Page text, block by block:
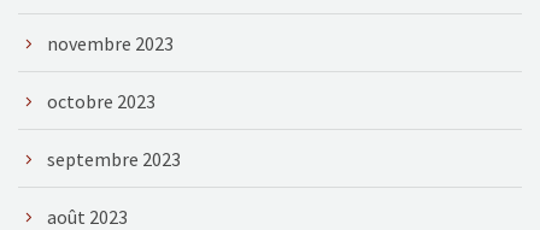
novembre 2023
octobre 2023
septembre 2023
août 2023